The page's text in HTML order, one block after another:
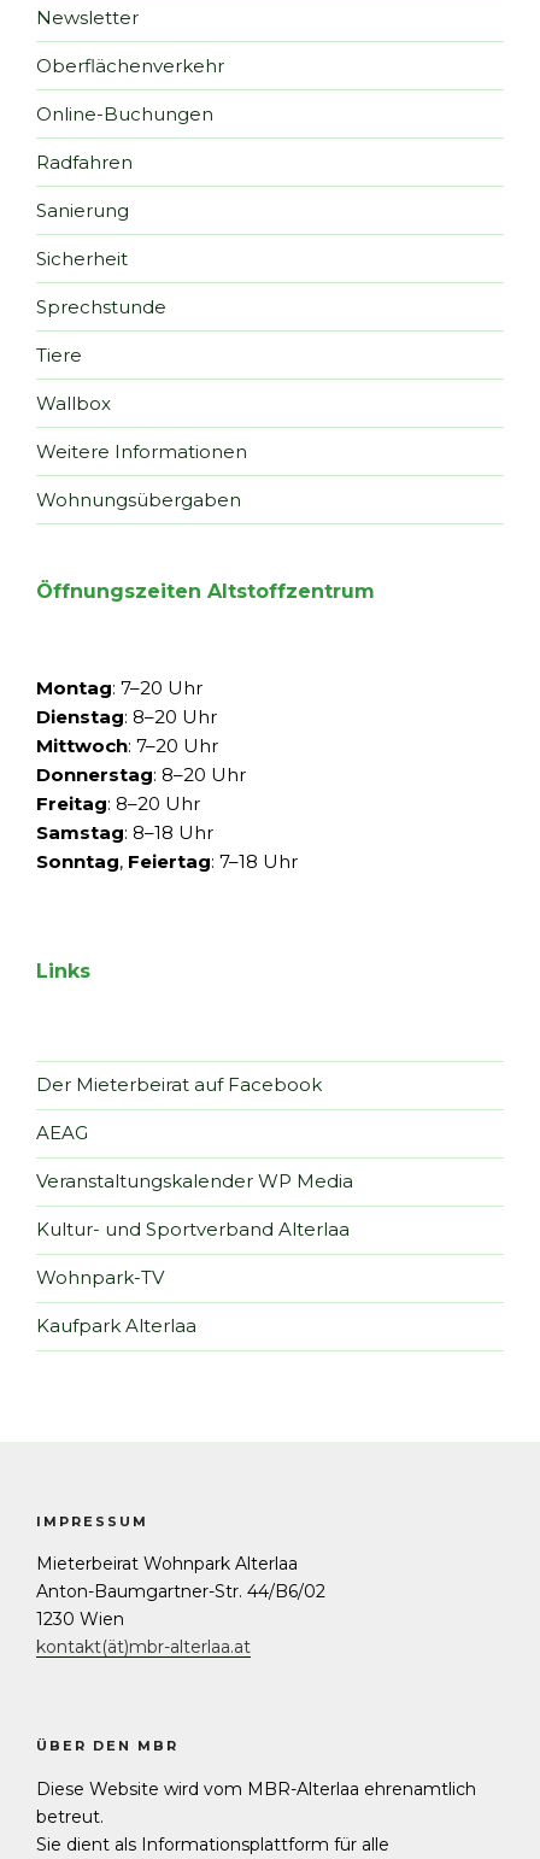
Newsletter
Oberflächenverkehr
Online-Buchungen
Radfahren
Sanierung
Sicherheit
Sprechstunde
Tiere
Wallbox
Weitere Informationen
Wohnungsübergaben
Öffnungszeiten Altstoffzentrum
Montag: 7–20 Uhr
Dienstag: 8–20 Uhr
Mittwoch: 7–20 Uhr
Donnerstag: 8–20 Uhr
Freitag: 8–20 Uhr
Samstag: 8–18 Uhr
Sonntag, Feiertag: 7–18 Uhr
Links
Der Mieterbeirat auf Facebook
AEAG
Veranstaltungskalender WP Media
Kultur- und Sportverband Alterlaa
Wohnpark-TV
Kaufpark Alterlaa
IMPRESSUM
Mieterbeirat Wohnpark Alterlaa
Anton-Baumgartner-Str. 44/B6/02
1230 Wien
kontakt(ät)mbr-alterlaa.at
ÜBER DEN MBR
Diese Website wird vom MBR-Alterlaa ehrenamtlich
betreut.
Sie dient als Informationsplattform für alle